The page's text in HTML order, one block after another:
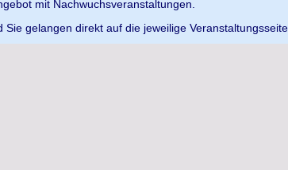
mit Nachwuchsveranstaltungen.
gelangen direkt auf die jeweilige